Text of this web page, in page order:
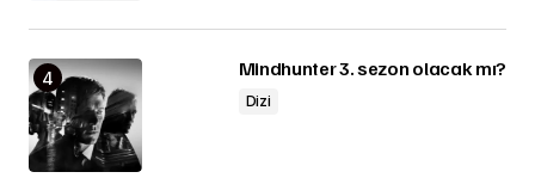
Mindhunter 3. sezon olacak mı?
Dizi